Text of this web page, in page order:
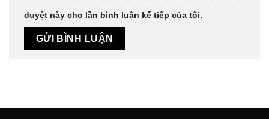
duyệt này cho lần bình luận kế tiếp của tôi.